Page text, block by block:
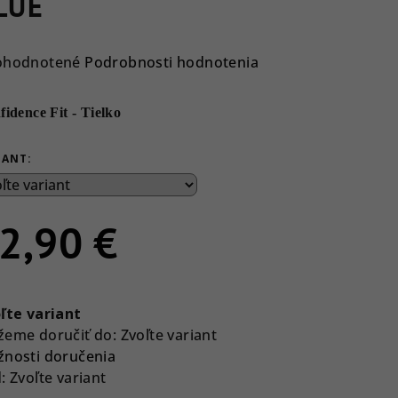
Podrobnosti hodnotenia
Fit - Tielko
€
variant
doručiť do: Zvoľte variant
doručenia
Zvoľte variant